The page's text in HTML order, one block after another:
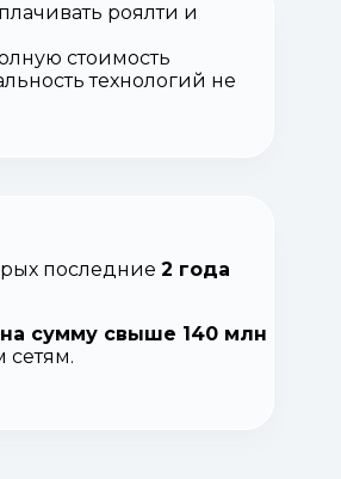
роялти и
стоимость
технологий не
последние 2 года
сумму свыше 140 млн
сетям.